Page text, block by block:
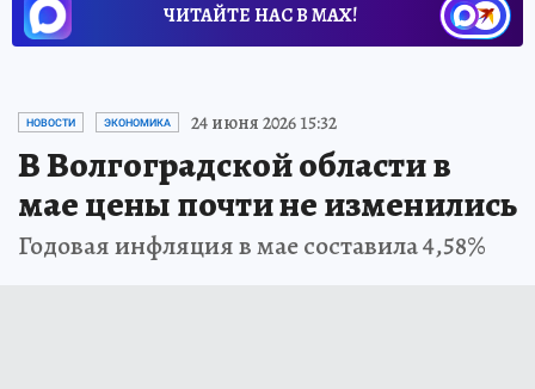
ЧИТАЙТЕ НАС В МАХ!
НОВОСТИ ЭКОНОМИКА 24 июня 2026 15:32
В Волгоградской области в
мае цены почти не изменились
Годовая инфляция в мае составила 4,58%